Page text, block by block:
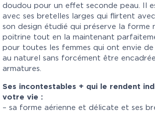
doudou pour un effet seconde peau. Il
avec ses bretelles larges qui flirtent
son design étudié qui préserve la forme
poitrine tout en la maintenant
pour toutes les femmes qui ont envie de
au naturel sans forcément être
armatures.
Ses incontestables + qui le rendent
votre vie :
– sa forme aérienne et délicate et ses